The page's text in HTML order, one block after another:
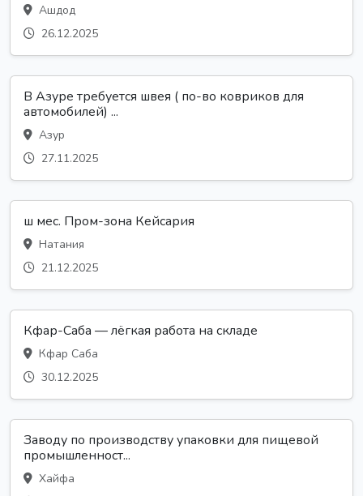
Ашдод
26.12.2025
В Азуре требуется швея ( по-во ковриков для
автомобилей) ...
Азур
27.11.2025
ш мес. Пром-зона Кейсария
Натания
21.12.2025
Кфар-Саба — лёгкая работа на складе
Кфар Саба
30.12.2025
Заводу по производству упаковки для пищевой
промышленност...
Хайфа